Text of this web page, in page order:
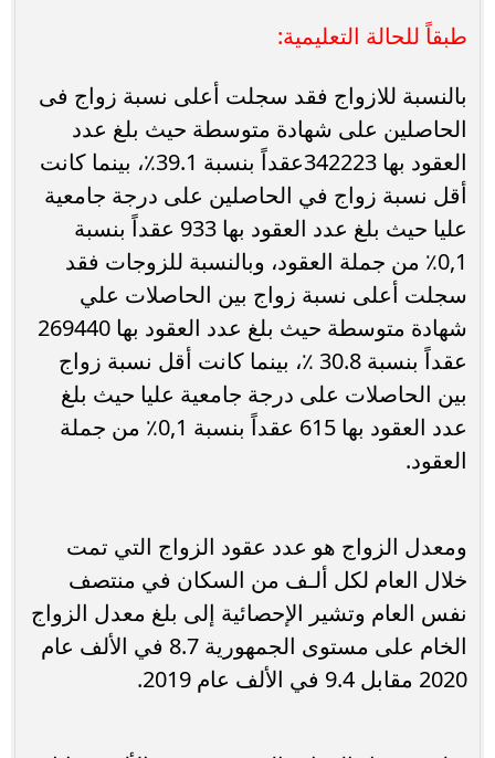
طبقاً للحالة التعليمية:
بالنسبة للازواج فقد سجلت أعلى نسبة زواج فى
الحاصلين على شهادة متوسطة حيث بلغ عدد
العقود بها 342223عقداً بنسبة 39.1٪، بينما كانت
أقل نسبة زواج في الحاصلين على درجة جامعية
عليا حيث بلغ عدد العقود بها 933 عقداً بنسبة
0,1٪ من جملة العقود، وبالنسبة للزوجات فقد
سجلت أعلى نسبة زواج بين الحاصلات علي
شهادة متوسطة حيث بلغ عدد العقود بها 269440
عقداً بنسبة 30.8 ٪، بينما كانت أقل نسبة زواج
بين الحاصلات على درجة جامعية عليا حيث بلغ
عدد العقود بها 615 عقداً بنسبة 0,1٪ من جملة
العقود.
ومعدل الزواج هو عدد عقود الزواج التي تمت
خلال العام لكل ألـف من السكان في منتصف
نفس العام وتشير الإحصائية إلى بلغ معدل الزواج
الخام على مستوى الجمهورية 8.7 في الألف عام
2020 مقابل 9.4 في الألف عام 2019.